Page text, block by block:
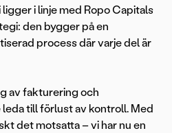
i linje med Ropo Capitals
den bygger på en
process där varje del är
av fakturering och
till förlust av kontroll. Med
det motsatta – vi har nu en